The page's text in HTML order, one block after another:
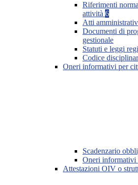
Riferimenti
attività 6
Atti
Documenti di
gestionale
Statuti e leggi
Codice
Oneri informativi per
Scadenzario
Oneri informativi
Attestazioni OIV o